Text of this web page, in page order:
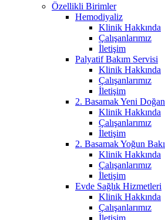
Özellikli Birimler
Hemodiyaliz
Klinik Hakkında
Çalışanlarımız
İletişim
Palyatif Bakım Servisi
Klinik Hakkında
Çalışanlarımız
İletişim
2. Basamak Yeni
Klinik Hakkında
Çalışanlarımız
İletişim
2. Basamak Yoğun
Klinik Hakkında
Çalışanlarımız
İletişim
Evde Sağlık Hizmetleri
Klinik Hakkında
Çalışanlarımız
İletişim